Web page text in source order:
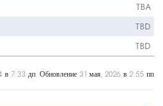
TBA
TBD
TBD
в 7:33 дп. Обновление 31 мая, 2026 в 2:55 пп